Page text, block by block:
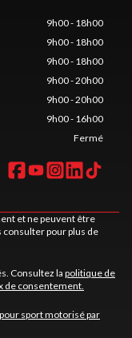
9h00 - 18h00
9h00 - 18h00
9h00 - 18h00
9h00 - 20h00
9h00 - 20h00
9h00 - 16h00
Fermé
et ne peuvent être
pour plus de
Consultez la politique de
de consentement.
sport motorisé par